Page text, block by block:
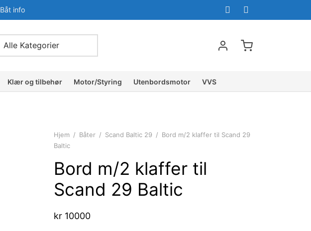
Båt info
Klær og tilbehør Motor/Styring Utenbordsmotor VVS
Hjem / Båter / Scand Baltic 29 / Bord m/2 klaffer til Scand 29
Baltic
Bord m/2 klaffer til
Scand 29 Baltic
kr 10000